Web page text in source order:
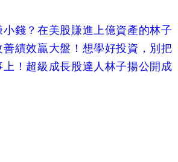
錢？在美股賺進上億資產的林子
績效贏大盤！ 想學好投資，別把
！超級成長股達人林子揚公開成